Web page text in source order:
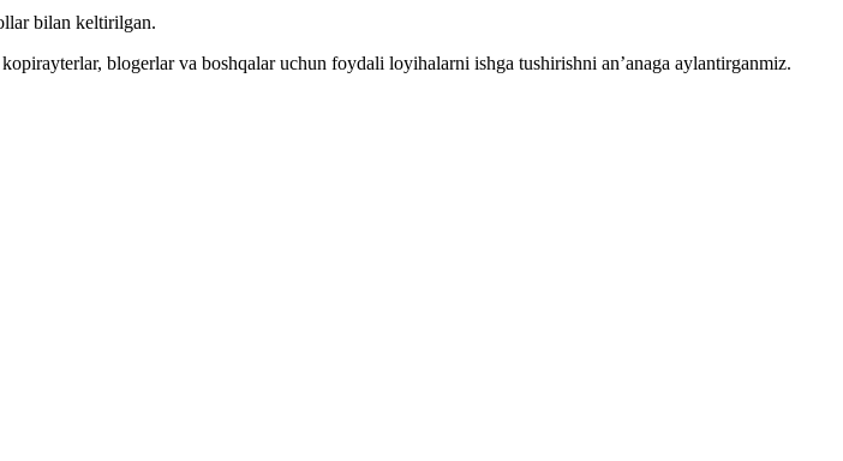
bilan keltirilgan.
blogerlar va boshqalar uchun foydali loyihalarni ishga tushirishni an’anaga aylantirganmiz.